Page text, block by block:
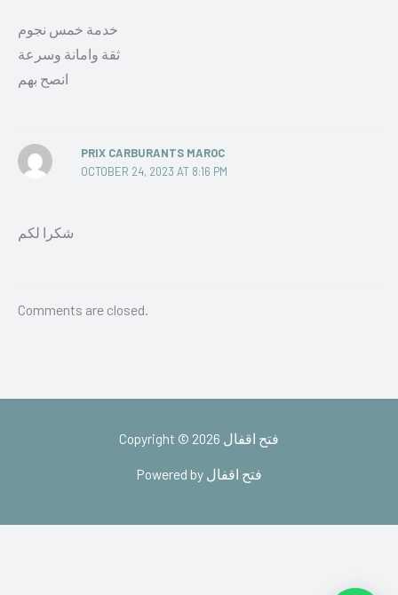
خدمة خمس نجوم
ثقة وامانة وسرعة
انصح بهم
PRIX CARBURANTS MAROC
OCTOBER 24, 2023 AT 8:16 PM
شكرا لكم
Comments are closed.
Copyright © 2026 فتح اقفال
Powered by فتح اقفال